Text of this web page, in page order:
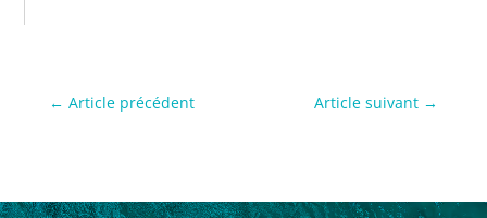
← Article précédent Article suivant →